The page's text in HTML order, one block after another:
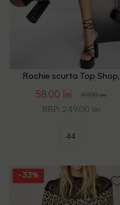
Rochie scurta Top Shop,
58.00 lei 97.00 lei
RRP: 249.00 lei
44
- 33%